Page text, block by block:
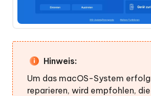
Hinweis:
Um das macOS-System
reparieren, wird empfohlen,